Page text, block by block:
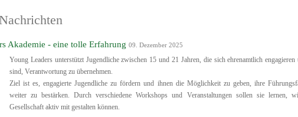
Akademie - eine tolle Erfahrung 09. Dezember 2025
Young Leaders unterstützt Jugendliche zwischen 15 und 21 Jahren, die sich ehrenamtlich engagieren
sind, Verantwortung zu übernehmen.
Ziel ist es, engagierte Jugendliche zu fördern und ihnen die Möglichkeit zu geben, ihre
weiter zu bestärken. Durch verschiedene Workshops und Veranstaltungen sollen sie lernen,
Gesellschaft aktiv mit gestalten können.